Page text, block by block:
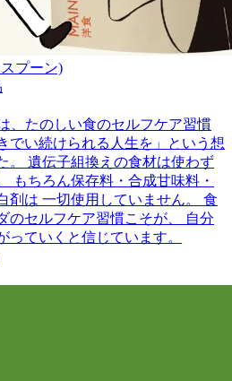
プーン)
、たのしい食のセルフケア習慣
でい続けられる人生を」という想
。 遺伝子組換えの食材は使わず
もちろん保存料・合成甘味料・
剤は 一切使用していません。 食
のセルフケア習慣こそが、 自分
っていくと信じています。